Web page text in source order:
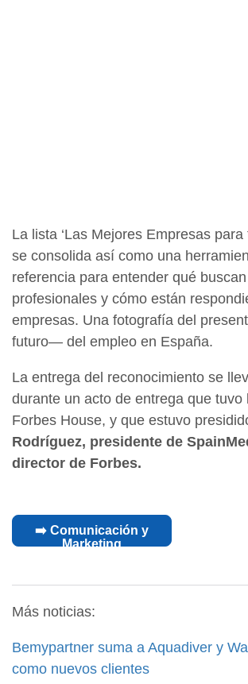
La lista ‘Las Mejores Empresas para
se consolida así como una
referencia para entender qué
profesionales y cómo están
empresas. Una fotografía del
futuro— del empleo en España.
La entrega del reconocimiento se
durante un acto de entrega que tuvo
Forbes House, y que estuvo
Rodríguez, presidente de
director de Forbes.
➡️ Comunicación y
Marketing
Más noticias:
Bemypartner suma a Aquadiver y
como nuevos clientes